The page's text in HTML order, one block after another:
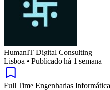
HumanIT Digital Consulting
Lisboa • Publicado há 1 semana
Full Time Engenharias Informática